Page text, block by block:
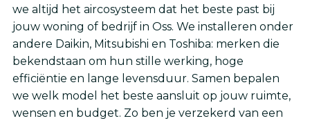
we altijd het aircosysteem dat het beste past bij
jouw woning of bedrijf in Oss. We installeren onder
andere Daikin, Mitsubishi en Toshiba: merken die
bekendstaan om hun stille werking, hoge
efficiëntie en lange levensduur. Samen bepalen
we welk model het beste aansluit op jouw ruimte,
wensen en budget. Zo ben je verzekerd van een